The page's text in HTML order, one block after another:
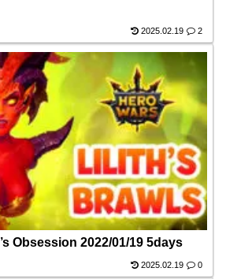
2025.02.19 2
Obsession 2022/01/19 5days
2025.02.19 0